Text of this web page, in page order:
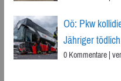
Oö: Pkw
Jähriger
0 Kommentare|